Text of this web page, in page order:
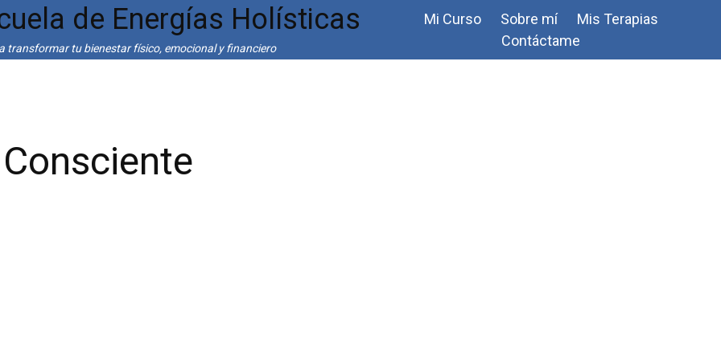
de Energías Holísticas
transformar tu bienestar físico, emocional y financiero
Mi Curso Sobre mí
Mis Terapias
Contáctame